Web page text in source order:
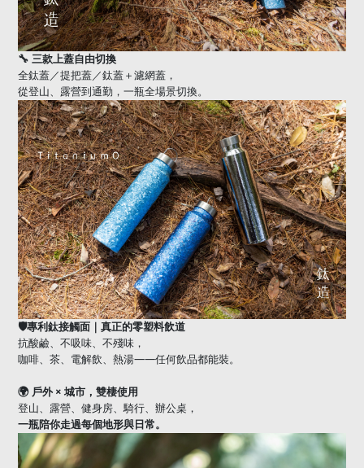
🔧 三款上蓋自由切換
全鈦蓋／提把蓋／鈦蓋＋濾網蓋，
從登山、露營到通勤，一瓶全場景切換。
🛡專利鈦接觸面｜真正的零塑料飲道
抗酸鹼、不吸味、不殘味，
咖啡、茶、電解飲、熱湯——任何飲品都能裝。